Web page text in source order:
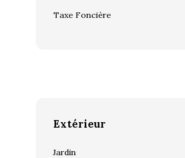
Taxe Foncière
Extérieur
Jardin